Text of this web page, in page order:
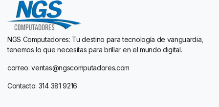
NGS Computadores: Tu destino para tecnología de vanguardia,
tenemos lo que necesitas para brillar en el mundo digital.
correo: ventas@ngscomputadores.com
Contacto: 314 381 9216